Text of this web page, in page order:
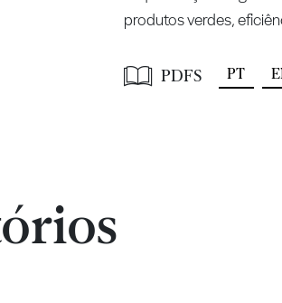
produtos verdes,
PDFS PT